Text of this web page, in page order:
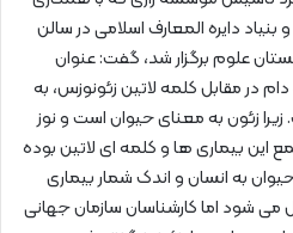
دایره المعارف اسلامی در سالن
علوم برگزار شد، گفت: عنوان
در مقابل کلمه لاتین زئونوزس، به
زئون به معنای حیوان است و نوز
بیماری ها و کلمه ای لاتین بوده
به انسان و اندک شمار بیماری
می شود اما کارشناسان سازمان جهانی